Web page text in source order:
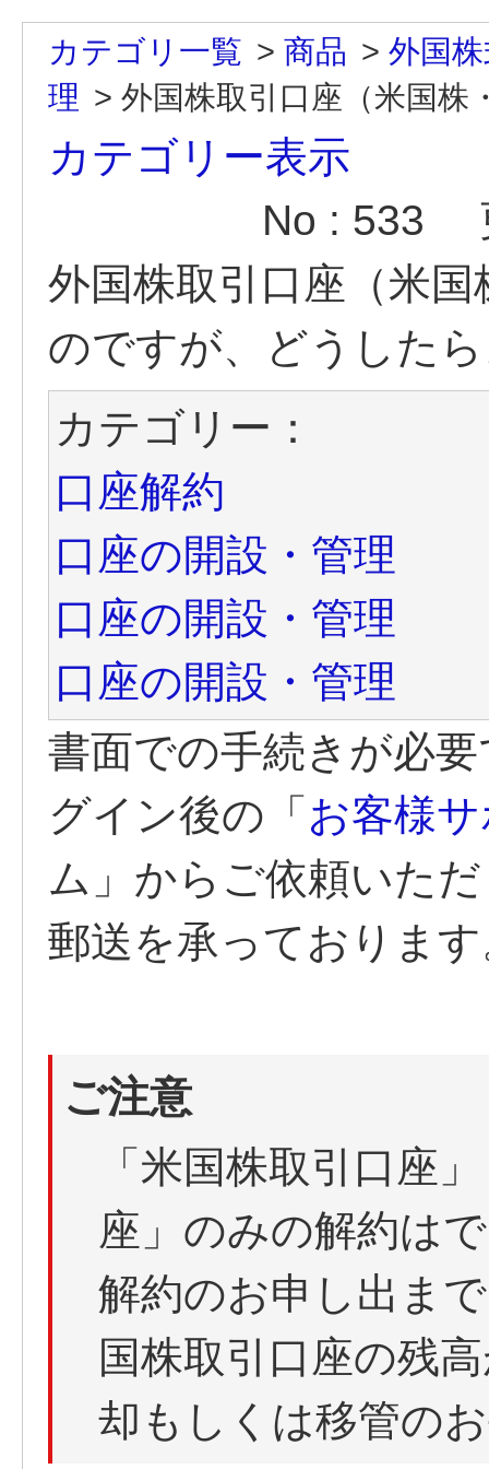
カテゴリ一覧 > 商品 > 外国
理 > 外国株取引口座（米国株
カテゴリー表示
No : 533
外国株取引口座（米
のですが、どうした
カテゴリー：
口座解約
口座の開設・管理
口座の開設・管理
口座の開設・管理
書面での手続きが必
グイン後の「 お客様
ム」からご依頼いた
郵送を承っておりま
ご注意
「米国株取引口座
座」のみの解約は
解約のお申し出ま
国株取引口座の残
却もしくは移管の